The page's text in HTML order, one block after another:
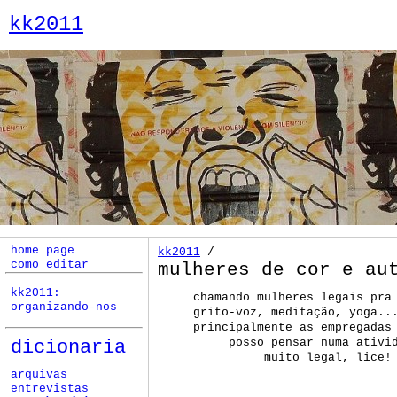
kk2011
home page
como editar
kk2011:
organizando-nos
dicionaria
arquivas
entrevistas
kk2011 /
mulheres de cor e
chamando mulheres legais
grito-voz, meditação, yoga...
principalmente as
posso pensar numa
muito legal, lice!